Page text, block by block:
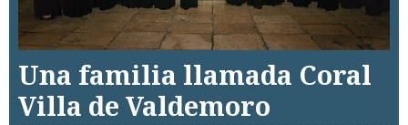
Una familia llamada Coral
Villa de Valdemoro